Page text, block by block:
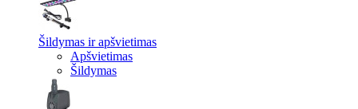
Šildymas ir apšvietimas
Apšvietimas
Šildymas